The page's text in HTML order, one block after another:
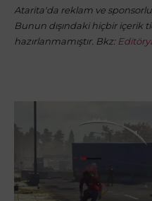
Atarita'da reklam ve
Bunun dışındaki hiçbir içerik
hazırlanmamıştır. Bkz: